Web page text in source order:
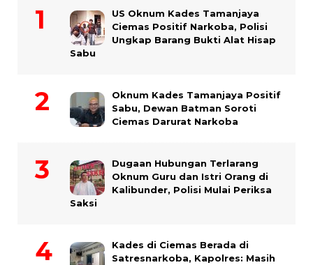
US Oknum Kades Tamanjaya
Ciemas Positif Narkoba, Polisi
Ungkap Barang Bukti Alat Hisap
Sabu
Oknum Kades Tamanjaya Positif
Sabu, Dewan Batman Soroti
Ciemas Darurat Narkoba
Dugaan Hubungan Terlarang
Oknum Guru dan Istri Orang di
Kalibunder, Polisi Mulai Periksa
Saksi
Kades di Ciemas Berada di
Satresnarkoba, Kapolres: Masih